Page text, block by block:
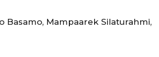
Basamo, Mampaarek Silaturahmi,